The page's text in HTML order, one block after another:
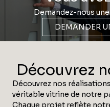
Demandez-nous
DEMANDER
Découvrez
Découvrez nos
véritable vitrine de notre
Chaque projet reflète